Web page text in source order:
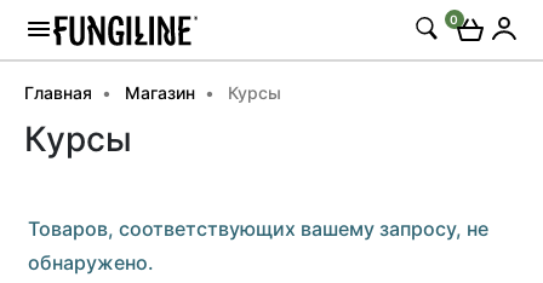
0
Главная Магазин Курсы
Курсы
Товаров, соответствующих вашему запросу, не
обнаружено.